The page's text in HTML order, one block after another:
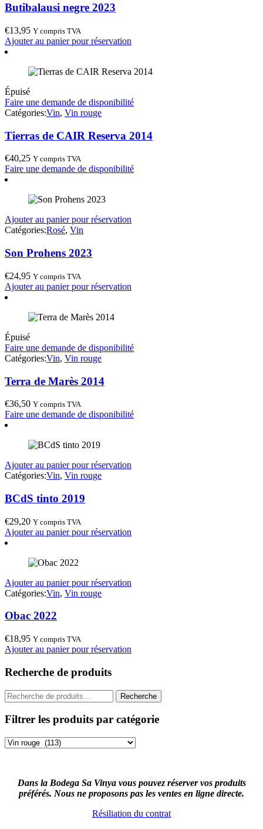
Butibalausi negre 2023
€13,95 Y compris TVA
Ajouter au panier pour réservation
Épuisé
Faire une demande de disponibilité
Catégories:Vin, Vin rouge
Tierras de CAIR Reserva 2014
€40,25 Y compris TVA
Faire une demande de disponibilité
Ajouter au panier pour réservation
Catégories:Rosé, Vin
Son Prohens 2023
€24,95 Y compris TVA
Ajouter au panier pour réservation
Épuisé
Faire une demande de disponibilité
Catégories:Vin, Vin rouge
Terra de Marès 2014
€36,50 Y compris TVA
Faire une demande de disponibilité
Ajouter au panier pour réservation
Catégories:Vin, Vin rouge
BCdS tinto 2019
€29,20 Y compris TVA
Ajouter au panier pour réservation
Ajouter au panier pour réservation
Catégories:Vin, Vin rouge
Obac 2022
€18,95 Y compris TVA
Ajouter au panier pour réservation
Recherche de produits
Recherche
pour :
Recherche
Filtrer les produits par catégorie
Dans la Bodega Sa Vinya vous pouvez réserver vos produits
préférés. Nous ne proposons pas les ventes en ligne directe.
Résiliation du contrat